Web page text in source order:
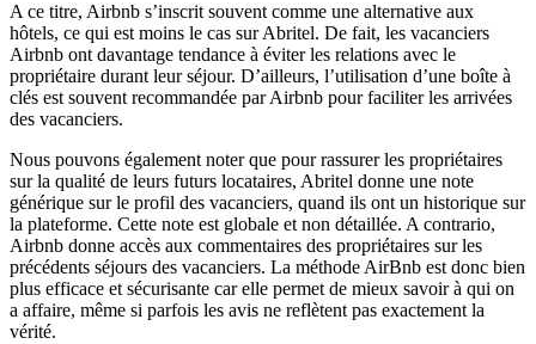
A ce titre, Airbnb s’inscrit souvent comme une alternative aux
hôtels, ce qui est moins le cas sur Abritel. De fait, les vacanciers
Airbnb ont davantage tendance à éviter les relations avec le
propriétaire durant leur séjour. D’ailleurs, l’utilisation d’une boîte à
clés est souvent recommandée par Airbnb pour faciliter les arrivées
des vacanciers.
Nous pouvons également noter que pour rassurer les propriétaires
sur la qualité de leurs futurs locataires, Abritel donne une note
générique sur le profil des vacanciers, quand ils ont un historique sur
la plateforme. Cette note est globale et non détaillée. A contrario,
Airbnb donne accès aux commentaires des propriétaires sur les
précédents séjours des vacanciers. La méthode AirBnb est donc bien
plus efficace et sécurisante car elle permet de mieux savoir à qui on
a affaire, même si parfois les avis ne reflètent pas exactement la
vérité.